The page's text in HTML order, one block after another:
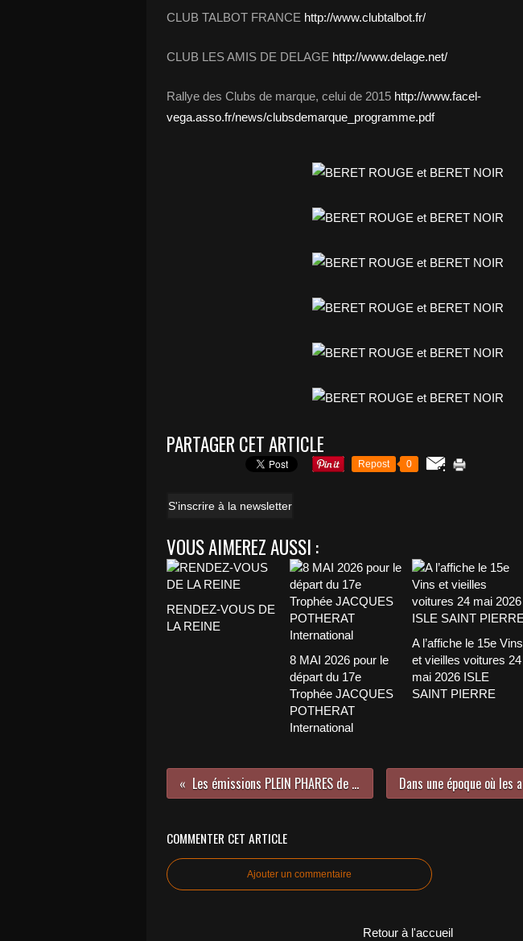
CLUB TALBOT FRANCE http://www.clubtalbot.fr/
CLUB LES AMIS DE DELAGE http://www.delage.net/
Rallye des Clubs de marque, celui de 2015 http://www.facel-
vega.asso.fr/news/clubsdemarque_programme.pdf
PARTAGER CET ARTICLE
Repost 0
S'inscrire à la newsletter
VOUS AIMEREZ AUSSI :
RENDEZ-VOUS DE
LA REINE
8 MAI 2026 pour le
départ du 17e
Trophée JACQUES
POTHERAT
International
A l’affiche le 15e Vins
et vieilles voitures 24
mai 2026 ISLE
SAINT PIERRE
Les émissions PLEIN PHARES de Michel ROMANET-PERROUX
COMMENTER CET ARTICLE
Ajouter un commentaire
Retour à l'accueil